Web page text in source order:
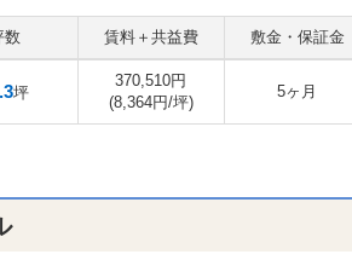
数 賃料＋共益費 敷金・保証金
坪
370,510円
(8,364円/坪)
5ヶ月